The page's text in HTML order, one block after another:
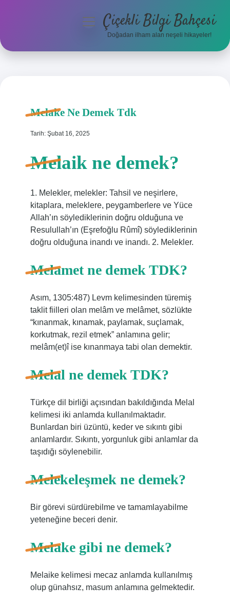
Anasayfa
menüyüÇiçekli Bilgi Bahçesi
Doğadan ilham alan neşeli hikayeler!
Melake Ne Demek Tdk
Tarih: Şubat 16, 2025
Melaik ne demek?
1. Melekler, melekler: Tahsil ve neşirlere,
kitaplara, meleklere, peygamberlere ve Yüce
Allah’ın söylediklerinin doğru olduğuna ve
Resulullah’ın (Eşrefoğlu Rûmî) söylediklerinin
doğru olduğuna inandı ve inandı. 2. Melekler.
Melamet ne demek TDK?
Asım, 1305:487) Levm kelimesinden türemiş
taklit fiilleri olan melâm ve melâmet, sözlükte
“kınanmak, kınamak, paylamak, suçlamak,
korkutmak, rezil etmek” anlamına gelir;
melâm(et)î ise kınanmaya tabi olan demektir.
Melal ne demek TDK?
Türkçe dil birliği açısından bakıldığında Melal
kelimesi iki anlamda kullanılmaktadır.
Bunlardan biri üzüntü, keder ve sıkıntı gibi
anlamlardır. Sıkıntı, yorgunluk gibi anlamlar da
taşıdığı söylenebilir.
Melekeleşmek ne demek?
Bir görevi sürdürebilme ve tamamlayabilme
yeteneğine beceri denir.
Melake gibi ne demek?
Melaike kelimesi mecaz anlamda kullanılmış
olup günahsız, masum anlamına gelmektedir.